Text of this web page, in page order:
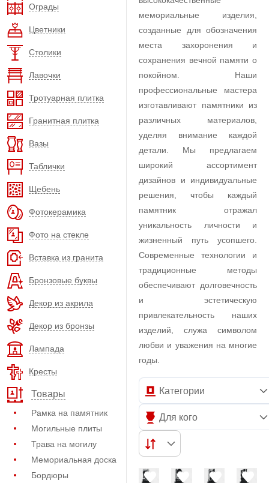
Ограды
Цветники
Столики
Лавочки
Тротуарная плитка
Гранитная плитка
Вазы
Таблички
Щебень
Фотокерамика
Фото на стекле
Вставка из гранита
Бронзовые буквы
Декор из акрила
Декор из бронзы
Лампада
Кресты
Товары
Рамка на памятник
Могильные плиты
Трава на могилу
Мемориальная доска
Бордюры
мемориальные изделия,
созданные для обозначения
места захоронения и
сохранения вечной памяти о
покойном. Наши
профессиональные мастера
изготавливают памятники из
различных материалов,
уделяя внимание каждой
детали. Мы предлагаем
широкий ассортимент
дизайнов и индивидуальные
решения, чтобы каждый
памятник отражал
уникальность личности и
жизненный путь усопшего.
Современные технологии и
традиционные методы
обеспечивают долговечность
и эстетическую
привлекательность наших
изделий, служа символом
любви и уважения на многие
годы.
Категории
Для кого